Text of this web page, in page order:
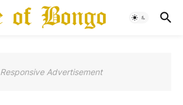
Responsive Advertisement